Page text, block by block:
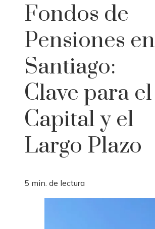
Fondos de
Pensiones en
Santiago:
Clave para el
Capital y el
Largo Plazo
5 min. de lectura